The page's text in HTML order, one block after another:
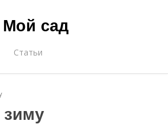
Мой сад
Статьи